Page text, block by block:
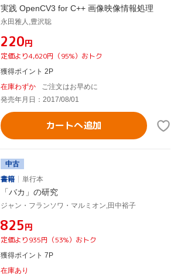
実践 OpenCV3 for C++ 画像映像情報処理
永田雅人,豊沢聡
¥220円
定価より4,620円（95%）おトク
獲得ポイント 2P
在庫わずか
ご注文はお早めに
発売年月日：2017/08/01
カートへ追加
中古
書籍
単行本
「バカ」の研究
ジャン・フランソワ・マルミオン,田中裕子
¥825円
定価より935円（53%）おトク
獲得ポイント 7P
在庫あり